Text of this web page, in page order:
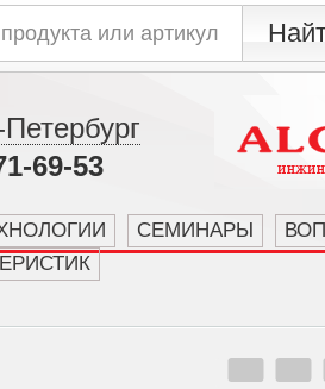
69-53
СЕМИНАРЫ